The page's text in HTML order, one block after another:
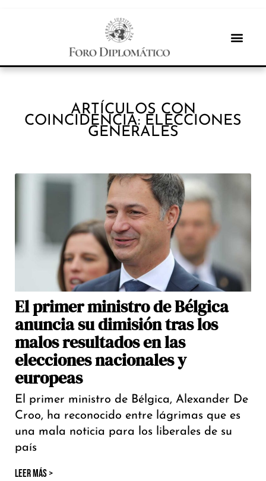
ARTÍCULOS CON
COINCIDENCIA: ELECCIONES
GENERALES
El primer ministro de Bélgica
anuncia su dimisión tras los
malos resultados en las
elecciones nacionales y
europeas
El primer ministro de Bélgica, Alexander De
Croo, ha reconocido entre lágrimas que es
una mala noticia para los liberales de su
país
LEER MÁS >